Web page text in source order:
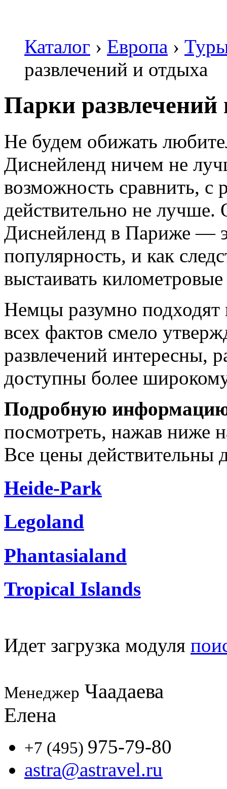
Каталог › Европа ›
развлечений и отдыха
Парки развлечений
Не будем обижать
Диснейленд ничем не
возможность сравнить, с
действительно не лучше.
Диснейленд в Париже —
популярность, и как
выстаивать
Немцы разумно подходят
всех фактов смело
развлечений интересны,
доступны более
Подробную
посмотреть, нажав ниже
Все цены действительны
Heide-Park
Legoland
Phantasialand
Tropical Islands
Идет загрузка модуля
Менеджер Чаадаева
Елена
+7 (495) 975-79-80
astra@astravel.ru